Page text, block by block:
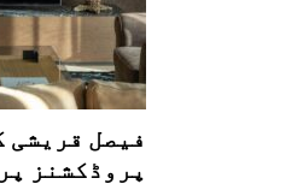
فیصل قریشی
پروڈکشنز